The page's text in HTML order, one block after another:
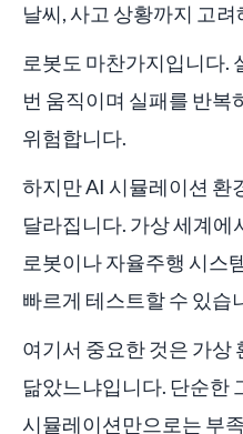
날씨, 사고 상황까지 고
로봇도 마찬가지입니다.
번 움직이며 실패를 반복
위험합니다.
하지만 AI 시뮬레이션 환
달라집니다. 가상 세계에
로봇이나 자율주행 시스
빠르게 테스트할 수 있습
여기서 중요한 것은 가상
닮았느냐입니다. 단순한
시뮬레이션만으로는 부